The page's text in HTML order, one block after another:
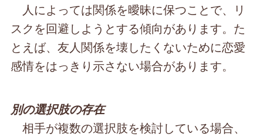
人によっては関係を曖昧に保つことで、リ
スクを回避しようとする傾向があります。た
とえば、友人関係を壊したくないために恋愛
感情をはっきり示さない場合があります。
別の選択肢の存在
相手が複数の選択肢を検討している場合、